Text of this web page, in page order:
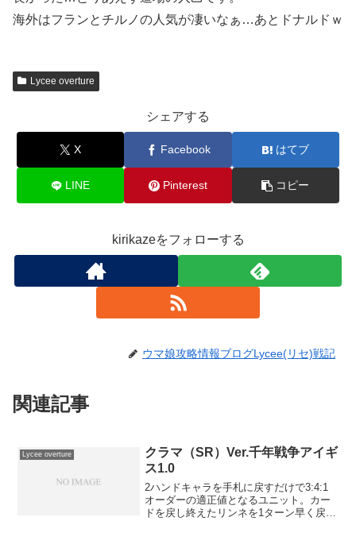
海外はフランとチルノの人気が凄いなぁ…あとドナルドｗ
Lycee overture
シェアする
X Facebook はてブ
LINE Pinterest コピー
kirikazeをフォローする
ウマ娘攻略情報ブログLycee(リセ)戦記
関連記事
Lycee overture
クラマ（SR）Ver.千年戦争アイギ
ス1.0
2ハンドキャラを手札に戻すだけで3:4:1
オーダーの適正値となるユニット。カー
ドを戻し終えたリンネを1ターン早く戻し